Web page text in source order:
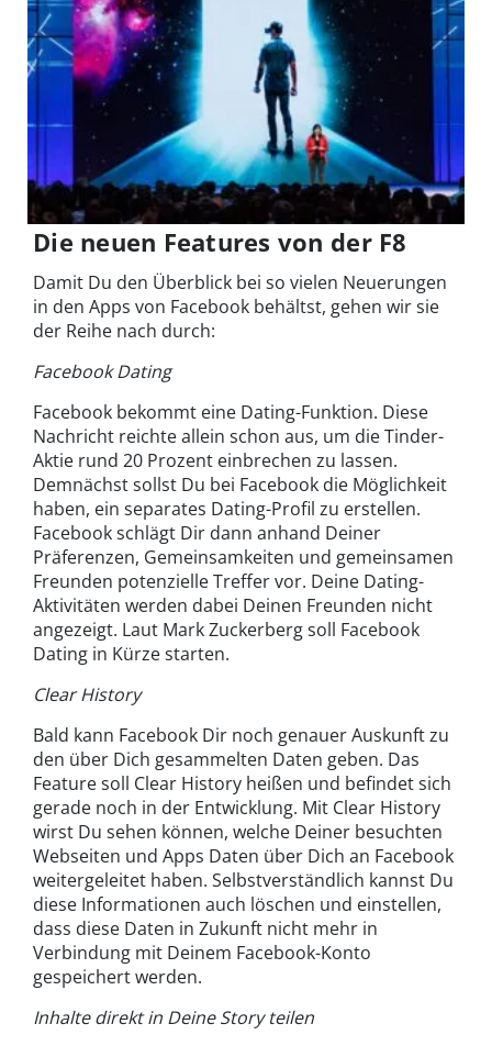
Die neuen Features von der F8
Damit Du den Überblick bei so vielen Neuerungen
in den Apps von Facebook behältst, gehen wir sie
der Reihe nach durch:
Facebook Dating
Facebook bekommt eine Dating-Funktion. Diese
Nachricht reichte allein schon aus, um die Tinder-
Aktie rund 20 Prozent einbrechen zu lassen.
Demnächst sollst Du bei Facebook die Möglichkeit
haben, ein separates Dating-Profil zu erstellen.
Facebook schlägt Dir dann anhand Deiner
Präferenzen, Gemeinsamkeiten und gemeinsamen
Freunden potenzielle Treffer vor. Deine Dating-
Aktivitäten werden dabei Deinen Freunden nicht
angezeigt. Laut Mark Zuckerberg soll Facebook
Dating in Kürze starten.
Clear History
Bald kann Facebook Dir noch genauer Auskunft zu
den über Dich gesammelten Daten geben. Das
Feature soll Clear History heißen und befindet sich
gerade noch in der Entwicklung. Mit Clear History
wirst Du sehen können, welche Deiner besuchten
Webseiten und Apps Daten über Dich an Facebook
weitergeleitet haben. Selbstverständlich kannst Du
diese Informationen auch löschen und einstellen,
dass diese Daten in Zukunft nicht mehr in
Verbindung mit Deinem Facebook-Konto
gespeichert werden.
Inhalte direkt in Deine Story teilen